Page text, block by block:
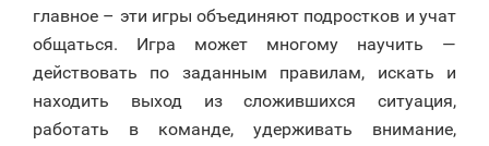
главное – эти игры объединяют подростков и учат
общаться. Игра может многому научить —
действовать по заданным правилам, искать и
находить выход из сложившихся ситуация,
работать в команде, удерживать внимание,